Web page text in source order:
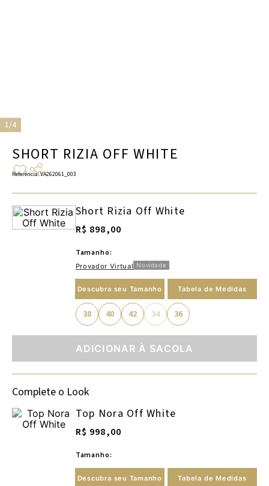
1/4
SHORT RIZIA OFF WHITE
Referência:VA262061_003
Short Rizia Off White
R$ 898,00
Tamanho:
Provador Virtual Novidade
Descubra seu Tamanho Tabela de Medidas
38 40 42 34 36
ADICIONAR À SACOLA
Complete o Look
Top Nora Off White
R$ 998,00
Tamanho:
Descubra seu Tamanho Tabela de Medidas